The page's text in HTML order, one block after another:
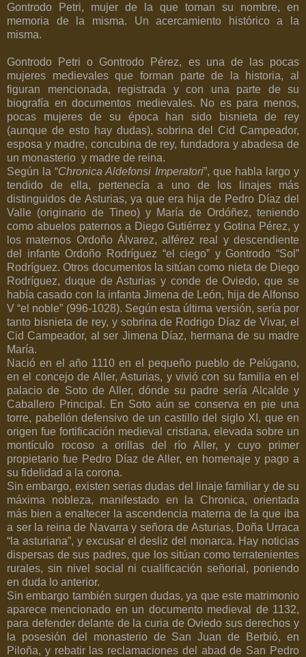
Gontrodo Petri, mujer de la que toman su nombre, en
memoria de la misma. Un acercamiento histórico a la
misma.
Gontrodo Petri o Gontrodo Pérez, es una de las pocas
mujeres medievales que forman parte de la historia, al
figuran mencionada, registrada y con una parte de su
biografía en documentos medievales. No es para menos,
pocas mujeres de su época han sido bisnieta de rey
(aunque de esto hay dudas), sobrina del Cid Campeador,
esposa y madre, concubina de rey, fundadora y abadesa de
un monasterio y madre de reina.
Según la “Chronica Aldefonsi Imperatori”, que habla largo y
tendido de ella, pertenecía a uno de los linajes más
distinguidos de Asturias, ya que era hija de Pedro Díaz del
Valle (originario de Tineo) y María de Ordóñez, teniendo
como abuelos paternos a Diego Gutiérrez y Gotina Pérez, y
los maternos Ordoño Álvarez, alférez real y descendiente
del infante Ordoño Rodríguez “el ciego” y Gontrodo “Sol”
Rodríguez. Otros documentos la sitúan como nieta de Diego
Rodríguez, duque de Asturias y conde de Oviedo, que se
había casado con la infanta Jimena de León, hija de Alfonso
V “el noble” (996-1028). Según esta última versión, sería por
tanto bisnieta de rey, y sobrina de Rodrigo Díaz de Vivar, el
Cid Campeador, al ser Jimena Díaz, hermana de su madre
María.
Nació en el año 1110 en el pequeño pueblo de Pelúgano,
en el concejo de Aller, Asturias, y vivió con su familia en el
palacio de Soto de Aller, dónde su padre sería Alcalde y
Caballero Principal. En Soto aún se conserva en pie una
torre, pabellón defensivo de un castillo del siglo XI, que en
origen fue fortificación medieval cristiana, elevada sobre un
montículo rocoso a orillas del río Aller, y cuyo primer
propietario fue Pedro Díaz de Aller, en homenaje y pago a
su fidelidad a la corona.
Sin embargo, existen serias dudas del linaje familiar y de su
máxima nobleza, manifestado en la Chronica, orientada
más bien a enaltecer la ascendencia materna de la que iba
a ser la reina de Navarra y señora de Asturias, Doña Urraca
“la asturiana”, y excusar el desliz del monarca. Hay noticias
dispersas de sus padres, que los sitúan como terratenientes
rurales, sin nivel social ni cualificación señorial, poniendo
en duda lo anterior.
Sin embargo también surgen dudas, ya que este matrimonio
aparece mencionado en un documento medieval de 1132,
para defender delante de la curia de Oviedo sus derechos y
la posesión del monasterio de San Juan de Berbió, en
Piloña, y rebatir las reclamaciones del abad de San Pedro